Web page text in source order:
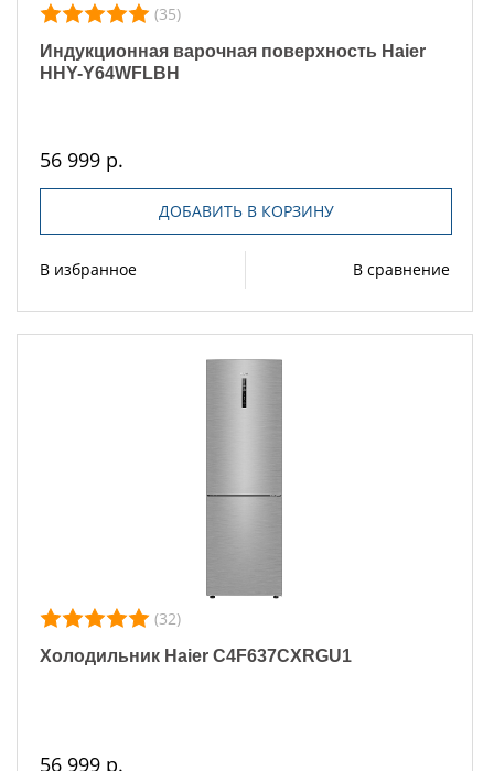
(35)
Индукционная варочная поверхность Haier
HHY-Y64WFLBH
56 999 р.
ДОБАВИТЬ В КОРЗИНУ
В избранное В сравнение
(32)
Холодильник Haier C4F637CXRGU1
56 999 р.